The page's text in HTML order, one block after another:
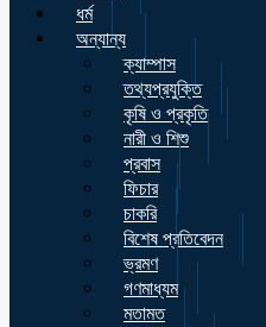
ধর্ম
অন্যান্য
ক্যাম্পাস
তথ্যপ্রযুক্তি
কৃষি ও প্রকৃতি
নারী ও শিশু
প্রবাস
ফিচার
চাকরি
বিশেষ প্রতিবেদন
ভ্রমণ
গণমাধ্যম
মতামত